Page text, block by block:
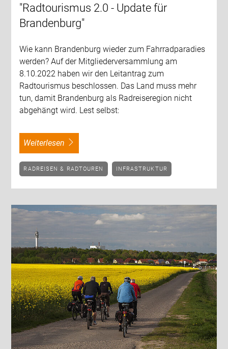
"Radtourismus 2.0 - Update für
Brandenburg"
Wie kann Brandenburg wieder zum Fahrradparadies
werden? Auf der Mitgliederversammlung am
8.10.2022 haben wir den Leitantrag zum
Radtourismus beschlossen. Das Land muss mehr
tun, damit Brandenburg als Radreiseregion nicht
abgehängt wird. Lest selbst:
weiterlesen
RADREISEN & RADTOUREN INFRASTRUKTUR